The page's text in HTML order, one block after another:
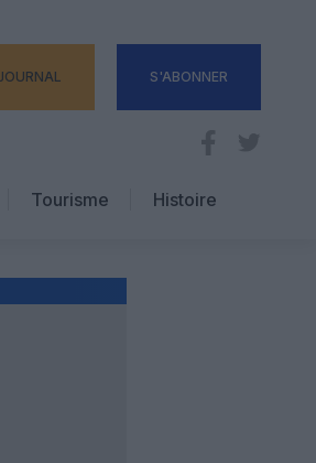
S'ABONNER
Tourisme
Hôtellerie
Histoire